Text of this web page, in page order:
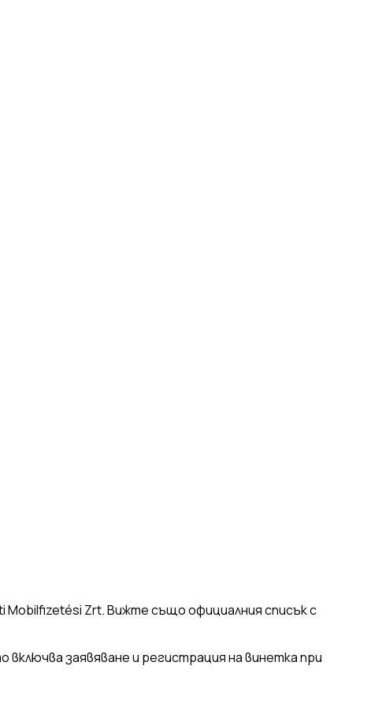
Mobilfizetési Zrt. Вижте също официалния списък с
включва заявяване и регистрация на винетка при